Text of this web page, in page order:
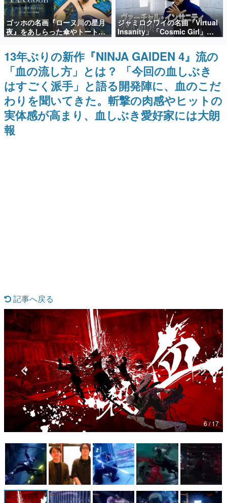
新世代に訊く
これからのデジタルゲーム市場を担う若きクリエイター達
の姿を追い、彼らのルーツと情熱を探っていきます。
ゲーム世代の作家たち
ゲームに多大な影響を受けた作家さんに取材し、ゲームが
日本のコンテンツ産業やカルチャーに与えた影響を探る企
画です。
日本モバイルゲーム産業史
日本のモバイルゲーム史における主要なトピック・タイト
ルを網羅するほか、開発者へのインタビューや識者による
解説を掲載。約20年の歴史が一望できる決定版！
マンガ
女性向け
アプリレビュー
その他
電ファミニコゲーマーとは？
運営：株式会社マレ
ゴッホの名画『ローヌ川の星月
夜』をあしらった傘やトートバ
ッグなどが登場。8月7日21時よ
り2日間限定で予約販売
ジャミロクワイの名曲「Virtual
Insanity」「Cosmic Girl」
「Canned Heat」公式日本語字
幕付きMVがいきなり公開！
「SUMMER SONIC 2026」での
9年ぶりとなる日本公演を記念し
13年ぶりの新作『NINJA GAIDEN 4』流の
「血の流し方」とは？ 「今回の血しぶき
はすごく派手」と語る開発陣に、血のこだ
わりを聞いてきた。斬撃の肉感やヒットの
実体感が高まり、血しぶき愛好家には大朗
報
記事へ戻る
6 / 17